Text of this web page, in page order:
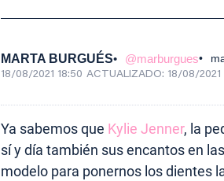
MARTA BURGUÉS @marburgues
18/08/2021 18:50 ACTUALIZADO: 18/08/2021
Ya sabemos que Kylie Jenner, la
sí y día también sus encantos en
modelo para ponernos los dientes